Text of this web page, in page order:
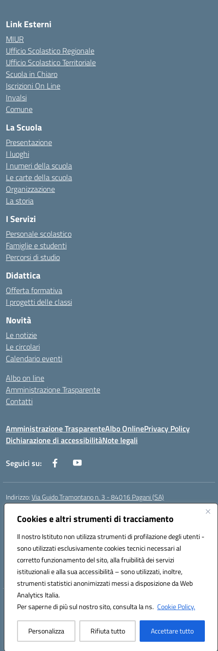
Cookies e altri strumenti di tracciamento
Il nostro Istituto non utilizza strumenti di profilazione degli utenti -
sono utilizzati esclusivamente cookies tecnici necessari al
corretto funzionamento del sito, alla fruibilità dei servizi
istituzionali e alla sua accessibilità – sono utilizzati, inoltre,
strumenti statistici anonimizzati messi a disposizione da Web
Analytics Italia.
Per saperne di più sul nostro sito, consulta la ns. Cookie Policy.
Personalizza Rifiuta tutto Accettare tutto
Link Esterni
MIUR
Ufficio Scolastico Regionale
Ufficio Scolastico Territoriale
Scuola in Chiaro
Iscrizioni On Line
Invalsi
Comune
La Scuola
Presentazione
I luoghi
I numeri della scuola
Le carte della scuola
Organizzazione
La storia
I Servizi
Personale scolastico
Famiglie e studenti
Percorsi di studio
Didattica
Offerta formativa
I progetti delle classi
Novità
Le notizie
Le circolari
Calendario eventi
Albo on line
Amministrazione Trasparente
Contatti
Amministrazione TrasparenteAlbo OnlinePrivacy Policy
Dichiarazione di accessibilitàNote legali
Seguici su:
Indirizzo:Via Guido Tramontano n. 3 - 84016 Pagani (SA)
Centralino:
Posta elettronica certificata (PEC):saps08000t@pec.istruzione.it
Codice fiscale: 80022400651
Codice meccanografico:SAPS08000T
Codice Indice delle Pubbliche Amministrazioni (IPA): istsc_saps08000t
Codice unico di fatturazione (CUF): UFC29W
Hosting & Powered by 3D Solution S.r.l.
Concept & Design by Designers Italia